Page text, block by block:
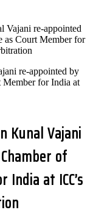
Vajani re-appointed
as Court Member for
Kunal Vajani
of
at ICC’s